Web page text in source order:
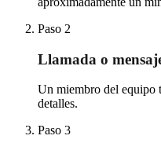
Paso 2
Llamada o
Un miembro del equipo
detalles.
Paso 3